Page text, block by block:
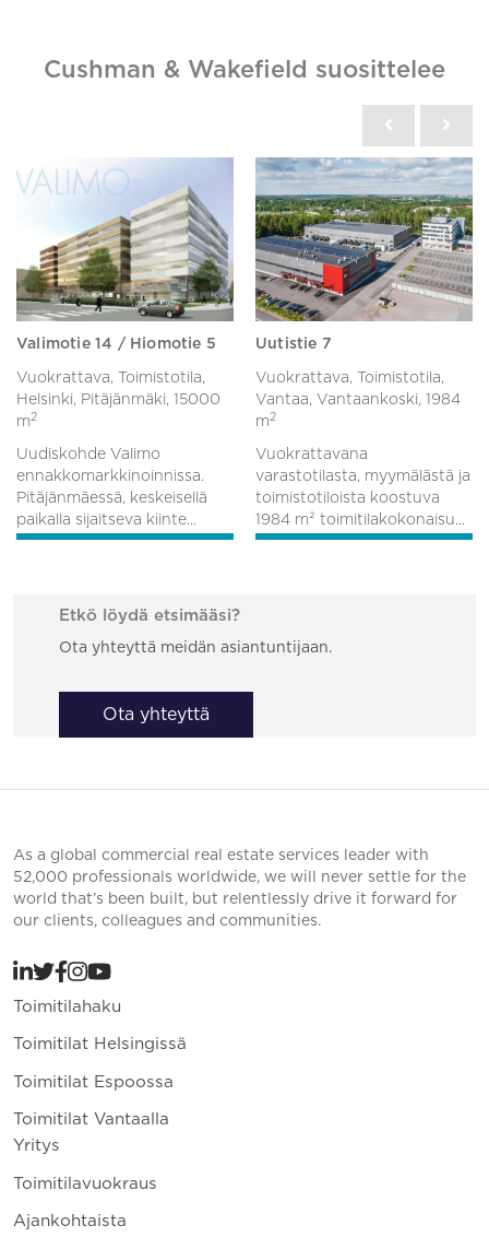
Cushman & Wakefield suosittelee
Valimotie 14 / Hiomotie 5
Vuokrattava, Toimistotila,
Helsinki, Pitäjänmäki, 15000
m 2
Uudiskohde Valimo
ennakkomarkkinoinnissa.
Pitäjänmäessä, keskeisellä
paikalla sijaitseva kiinte...
Uutistie 7
Vuokrattava, Toimistotila,
Vantaa, Vantaankoski, 1984
m 2
Vuokrattavana
varastotilasta, myymälästä ja
toimistotiloista koostuva
1984 m² toimitilakokonaisu...
Etkö löydä etsimääsi?
Ota yhteyttä meidän asiantuntijaan.
Ota yhteyttä
As a global commercial real estate services leader with
52,000 professionals worldwide, we will never settle for the
world that’s been built, but relentlessly drive it forward for
our clients, colleagues and communities.
Toimitilahaku
Toimitilat Helsingissä
Toimitilat Espoossa
Toimitilat Vantaalla
Yritys
Toimitilavuokraus
Ajankohtaista